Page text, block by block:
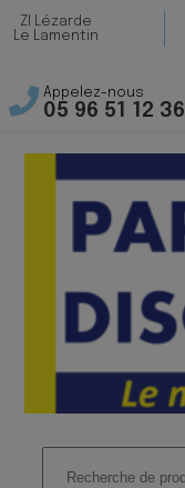
ZI Lézarde
Le Lamentin
Appelez-nous
05 96 51 12 36
pour :